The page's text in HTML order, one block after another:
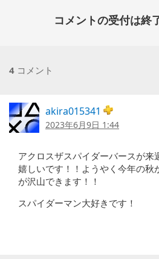
コメントの受付は終
4 コメント
akira015341
2023年6月9日 1:44
アクロスザスパイダーバースが来
嬉しいです！！ようやく今年の秋
が沢山できます！！
スパイダーマン大好きです！